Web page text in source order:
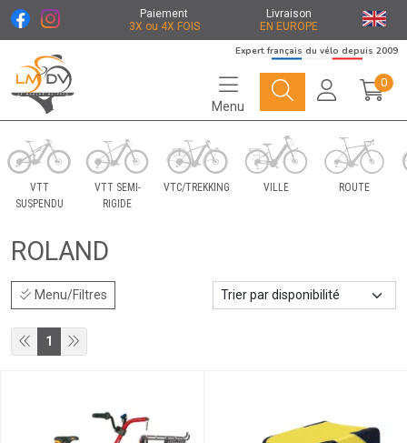
Paiement
3X ou 4X FOIS
Livraison
EN EUROPE
Le Marché du Vélo Votre distributeurs de vélo
Expert français du vélo depuis 2009
Menu
0
VTT
SUSPENDU
VTT SEMI-
RIGIDE
VTC/TREKKING VILLE ROUTE
ROLAND
Menu/Filtres
1